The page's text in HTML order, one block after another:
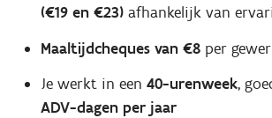
(€19 en €23)afhankelijk van
Maaltijdcheques van €8 per
Je werkt in een 40-urenweek,
ADV-dagen per jaar